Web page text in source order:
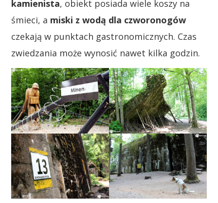
kamienista, obiekt posiada wiele koszy na
śmieci, a miski z wodą dla czworonogów
czekają w punktach gastronomicznych. Czas
zwiedzania może wynosić nawet kilka godzin.